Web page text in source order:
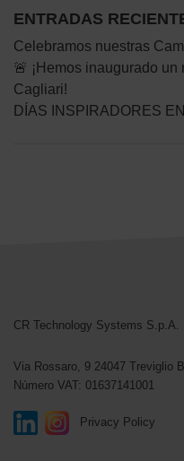
ENTRADAS
Celebramos nuestras
🚨 ¡Hemos inaugurado
Cagliari!
DÍAS INSPIRADORES
CR Technology Systems S.p.A.
Via Rossaro, 9 24047 Treviglio
Número VAT: 01637141001
Privacy Policy